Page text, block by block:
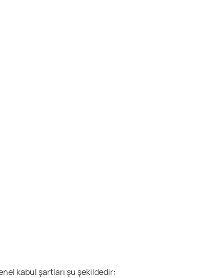
kabul şartları şu şekildedir: